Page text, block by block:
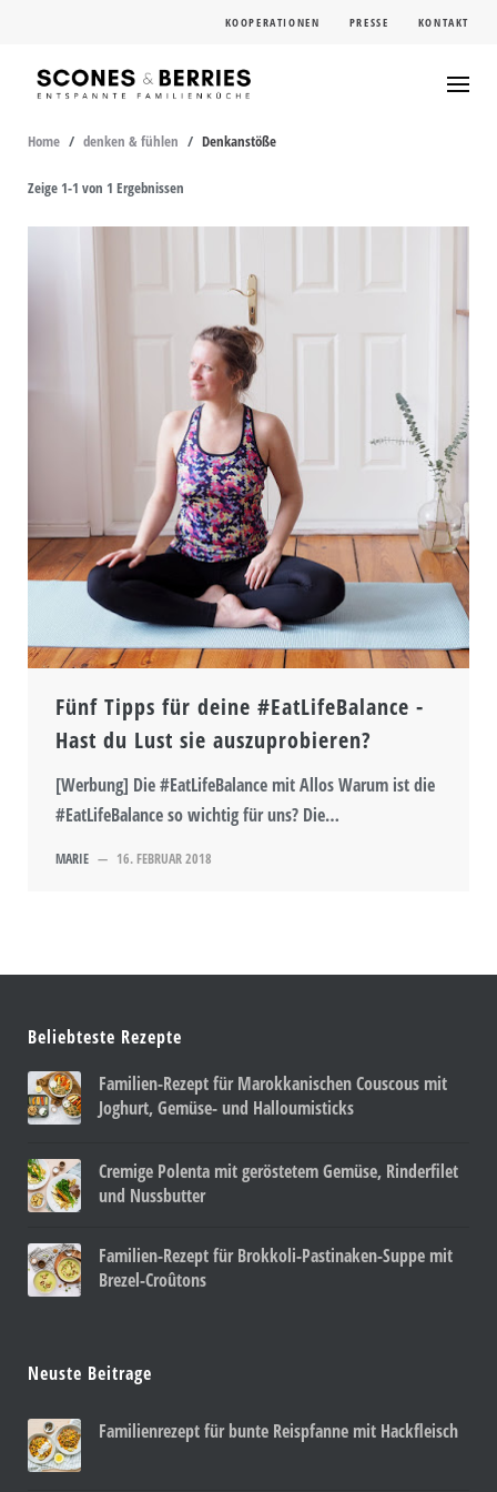
content
KOOPERATIONEN PRESSE KONTAKT
Home / denken & fühlen / Denkanstöße
Zeige 1-1 von 1 Ergebnissen
Fünf Tipps für deine #EatLifeBalance -
Hast du Lust sie auszuprobieren?
[Werbung] Die #EatLifeBalance mit Allos Warum ist die
#EatLifeBalance so wichtig für uns? Die…
MARIE — 16. FEBRUAR 2018
Beliebteste Rezepte
Familien-Rezept für Marokkanischen Couscous mit
Joghurt, Gemüse- und Halloumisticks
Cremige Polenta mit geröstetem Gemüse, Rinderfilet
und Nussbutter
Familien-Rezept für Brokkoli-Pastinaken-Suppe mit
Brezel-Croûtons
Neuste Beitrage
Familienrezept für bunte Reispfanne mit Hackfleisch